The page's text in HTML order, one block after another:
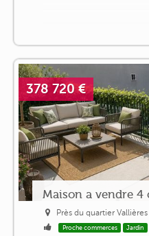
378 720 €
Maison a vendre 4
Près du quartier
Proche commerces Jardin